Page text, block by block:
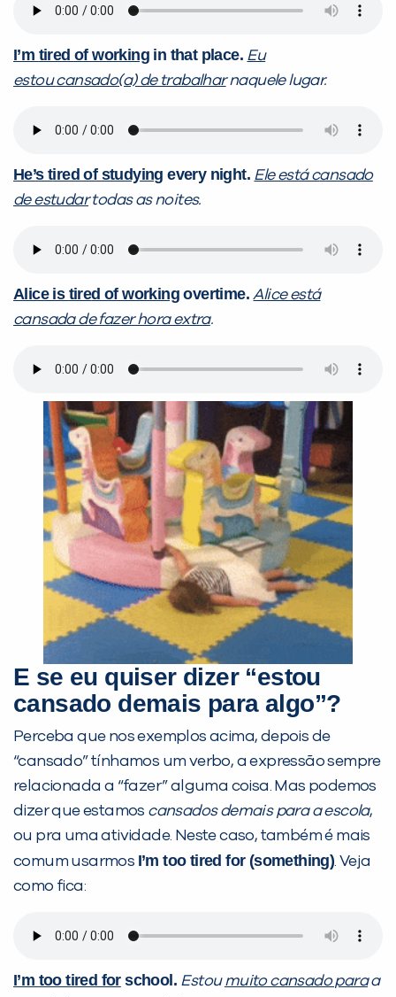
I’m tired of working in that place. Eu
estou cansado(a) de trabalharnaquele lugar.
He’s tired of studying every night. Ele estácansado
de estudartodas as noites.
Alice is tired of working overtime.Alice está
cansada de fazer hora extra.
E se eu quiser dizer “estou
cansado demais para algo”?
Perceba que nos exemplos acima, depois de
“cansado” tínhamos um verbo, a expressão sempre
relacionada a “fazer” alguma coisa. Mas podemos
dizer que estamos cansados demais para a escola,
ou pra uma atividade. Neste caso, também é mais
comum usarmos I’m too tired for (something). Veja
como fica:
I’m too tired forschool. Estoumuito cansado para a